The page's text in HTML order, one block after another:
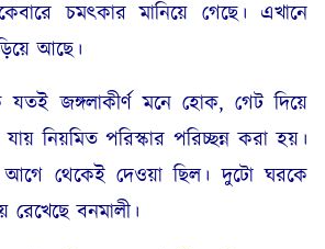
চমৎকার মানিয়ে গেছে। এখানে
আছে।
জঙ্গলাকীর্ণ মনে হোক, গেট দিয়ে
নিয়মিত পরিস্কার পরিচ্ছন্ন করা হয়।
থেকেই দেওয়া ছিল। দুটো ঘরকে
বনমালী।